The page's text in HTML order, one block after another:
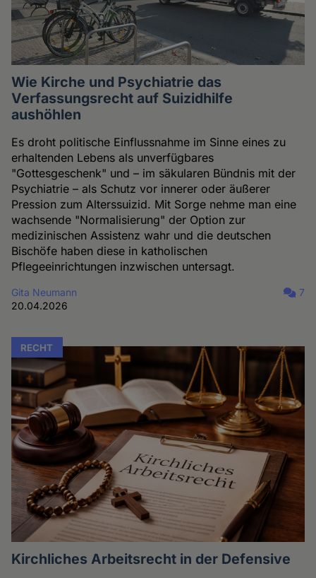
Wie Kirche und Psychiatrie das
Verfassungsrecht auf Suizidhilfe
aushöhlen
Es droht politische Einflussnahme im Sinne eines zu
erhaltenden Lebens als unverfügbares
"Gottesgeschenk" und – im säkularen Bündnis mit der
Psychiatrie – als Schutz vor innerer oder äußerer
Pression zum Alterssuizid. Mit Sorge nehme man eine
wachsende "Normalisierung" der Option zur
medizinischen Assistenz wahr und die deutschen
Bischöfe haben diese in katholischen
Pflegeeinrichtungen inzwischen untersagt.
Gita Neumann
20.04.2026
7
RECHT
Kirchliches Arbeitsrecht in der Defensive